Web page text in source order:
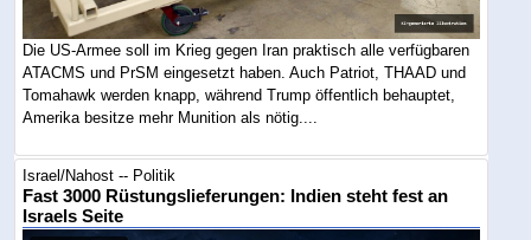
Die US-Armee soll im Krieg gegen Iran praktisch alle verfügbaren
ATACMS und PrSM eingesetzt haben. Auch Patriot, THAAD und
Tomahawk werden knapp, während Trump öffentlich behauptet,
Amerika besitze mehr Munition als nötig....
Israel/Nahost -- Politik
Fast 3000 Rüstungslieferungen: Indien steht fest an
Israels Seite